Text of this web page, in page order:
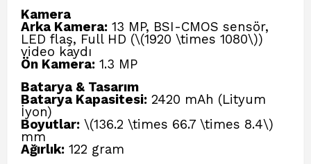
Kamera
Arka Kamera: 13 MP, BSI-CMOS sensör,
LED flaş, Full HD (\(1920 \times 1080\))
video kaydı
Ön Kamera: 1.3 MP
Batarya & Tasarım
Batarya Kapasitesi: 2420 mAh (Lityum
İyon)
Boyutlar: \(136.2 \times 66.7 \times 8.4\)
mm
Ağırlık: 122 gram